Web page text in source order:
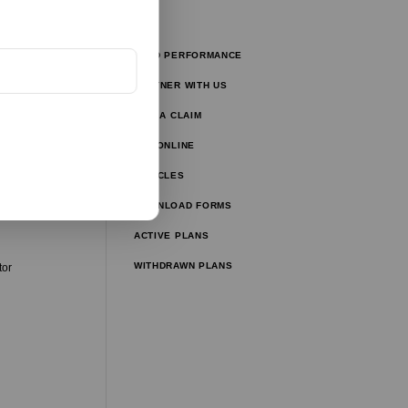
FUND PERFORMANCE
PARTNER WITH US
FILE A CLAIM
PAY ONLINE
ARTICLES
DOWNLOAD FORMS
ACTIVE PLANS
WITHDRAWN PLANS